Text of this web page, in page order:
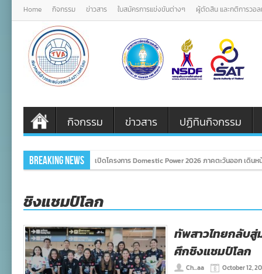
Home กิจกรรม ข่าวสาร ใบสมัครการแข่งขันต่างๆ ผู้ตัดสิน และกติการวอ
กิจกรรม ข่าวสาร ปฏิทินกิจกรรม
Breaking News เปิดโครงการ Domestic Power 2026 ภาคตะวันออก เดิ
ชิงแชมป์โลก
ทัพสาวไทยกลับสู่
ศึกชิงแชมป์โลก
Ch...aa October 12,